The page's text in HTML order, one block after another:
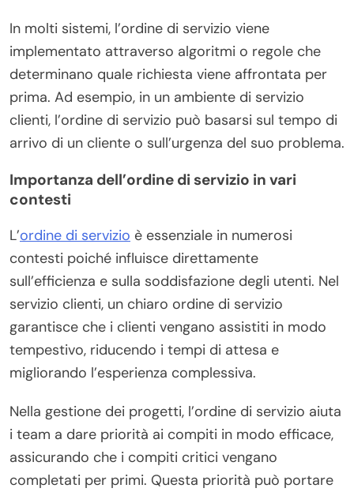
In molti sistemi, l’ordine di servizio viene
implementato attraverso algoritmi o regole che
determinano quale richiesta viene affrontata per
prima. Ad esempio, in un ambiente di servizio
clienti, l’ordine di servizio può basarsi sul tempo di
arrivo di un cliente o sull’urgenza del suo problema.
Importanza dell’ordine di servizio in vari
contesti
L’ordine di servizio è essenziale in numerosi
contesti poiché influisce direttamente
sull’efficienza e sulla soddisfazione degli utenti. Nel
servizio clienti, un chiaro ordine di servizio
garantisce che i clienti vengano assistiti in modo
tempestivo, riducendo i tempi di attesa e
migliorando l’esperienza complessiva.
Nella gestione dei progetti, l’ordine di servizio aiuta
i team a dare priorità ai compiti in modo efficace,
assicurando che i compiti critici vengano
completati per primi. Questa priorità può portare